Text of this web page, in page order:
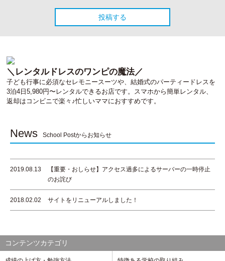
＼レンタルドレスのワンピの魔法／
子ども行事に必須なセレモニースーツや、結婚式のパーティードレスを
3泊4日5,980円〜レンタルできるお店です。スマホから簡単レンタル、
返却はコンビニで楽々♪忙しいママにおすすめです。
News School Postからお知らせ
2019.08.13
【重要・おしらせ】アクセス過多によるサーバーの一時停止
のお詫び
2018.02.02 サイトをリニューアルしました！
コンテンツカテゴリ